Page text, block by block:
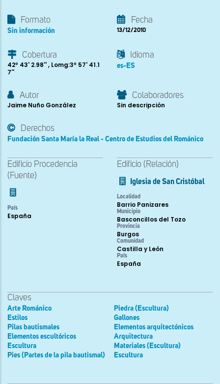
Formato
Sin información
Fecha
13/12/2010
Cobertura
42º 43' 2.98'' , Lomg:3º 57' 41.1
7''
Idioma
es-ES
Autor
Jaime Nuño González
Colaboradores
Sin descripción
Derechos
Fundación Santa María la Real - Centro de Estudios del Románico
Edificio Procedencia
(Fuente)
País
España
Edificio (Relación)
Iglesia de San Cristóbal
Localidad
Barrio Panizares
Municipio
Basconcillos del Tozo
Provincia
Burgos
Comunidad
Castilla y León
País
España
Claves
Arte Románico
Estilos
Pilas bautismales
Elementos escultóricos
Escultura
Pies (Partes de la pila bautismal)
Piedra (Escultura)
Gallones
Elementos arquitectónicos
Arquitectura
Materiales (Escultura)
Escultura